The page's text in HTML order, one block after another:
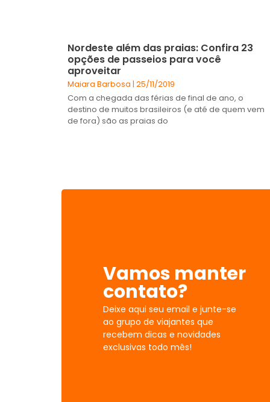
Nordeste além das praias: Confira 23
opções de passeios para você
aproveitar
Maiara Barbosa 25/11/2019
Com a chegada das férias de final de ano, o
destino de muitos brasileiros (e até de quem vem
de fora) são as praias do
Vamos manter
contato?
Deixe aqui seu email e junte-se
ao grupo de viajantes que
recebem dicas e novidades
exclusivas todo mês!